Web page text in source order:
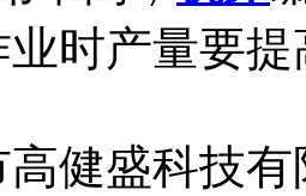
时产量要
健盛科技